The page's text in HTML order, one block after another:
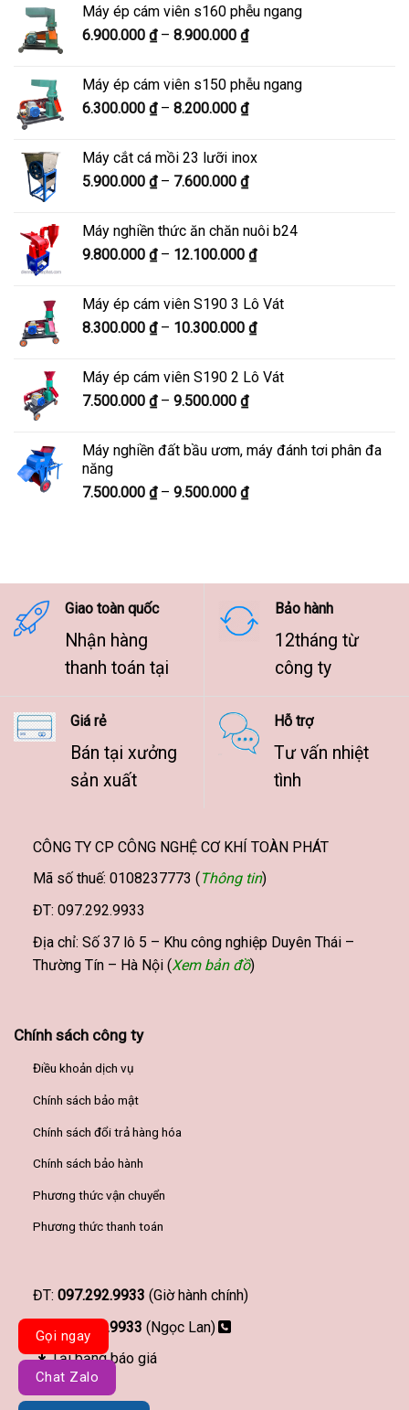
8.500.000 ₫
Máy ép cám viên s160 phễu ngang
6.900.000 ₫ – 8.900.000 ₫Khoảng
từ
6.900.000 ₫
đến
Máy ép cám viên s150 phễu ngang
6.300.000 ₫ – 8.200.000 ₫Khoảng
6.300.000 ₫
đến
Máy cắt cá mồi 23 lưỡi inox
5.900.000 ₫ – 7.600.000 ₫Khoảng
5.900.000 ₫
đến
Máy nghiền thức ăn chăn nuôi b24
9.800.000 ₫ – 12.100.000 ₫Khoảng
9.800.000 ₫
đến
Máy ép cám viên S190 3 Lô Vát
8.300.000 ₫ – 10.300.000 ₫Khoảng
8.300.000 ₫
Máy ép cám viên S190 2 Lô Vát
7.500.000 ₫ – 9.500.000 ₫Khoảng
7.500.000 ₫
9.500.000 ₫
Máy nghiền đất bầu ươm, máy đánh tơi phân đa
năng
7.500.000 ₫ – 9.500.000 ₫Khoảng
9.500.000 ₫
Giao toàn quốc
Nhận hàng
thanh toán tại
Bảo hành
12tháng từ
công ty
Giá rẻ
Bán tại xưởng
sản xuất
Hỗ trợ
Tư vấn nhiệt
tình
CÔNG TY CP CÔNG NGHỆ CƠ KHÍ TOÀN PHÁT
Mã số thuế: 0108237773 ( Thông tin)
ĐT: 097.292.9933
Địa chỉ: Số 37 lô 5 – Khu công nghiệp Duyên Thái –
Thường Tín – Hà Nội (Xem bản đồ)
Chính sách công ty
Điều khoản dịch vụ
Chính sách bảo mật
Chính sách đổi trả hàng hóa
Chính sách bảo hành
Phương thức vận chuyển
Phương thức thanh toán
ĐT: 097.292.9933 (Giờ hành chính)
097.292.9933 (Ngọc Lan)
Tải bảng báo giá
Gọi ngay
Chat Zalo